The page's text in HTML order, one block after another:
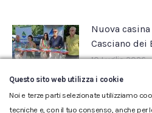
Nuova casina
Casciano dei
10 Luglio 2026
Questo sito web utilizza i cookie
Noi e terze parti selezionate utilizziamo
tecniche e, con il tuo consenso, anche